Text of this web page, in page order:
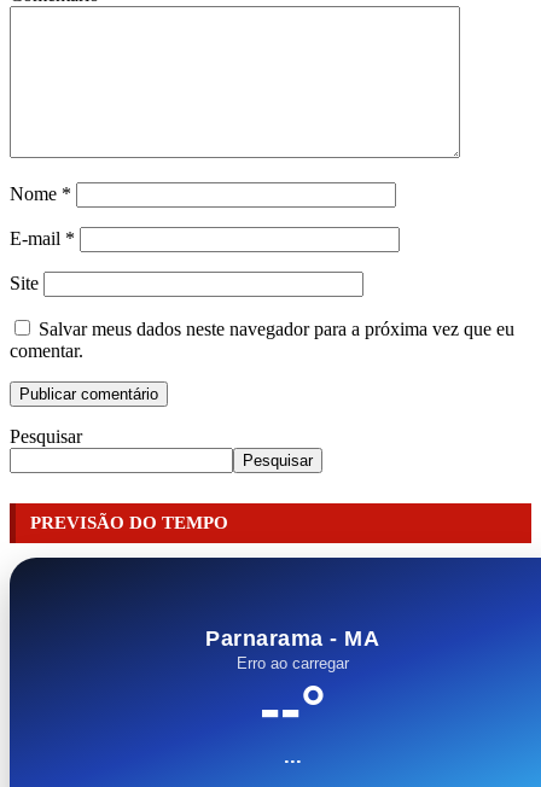
Nome *
E-mail *
Site
Salvar meus dados neste navegador para a próxima vez que eu
comentar.
Pesquisar
Pesquisar
PREVISÃO DO TEMPO
Parnarama - MA
Erro ao carregar
--°
...